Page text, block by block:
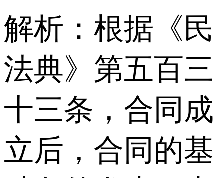
解析：根据《民
法典》第五百三
十三条，合同成
立后，合同的基